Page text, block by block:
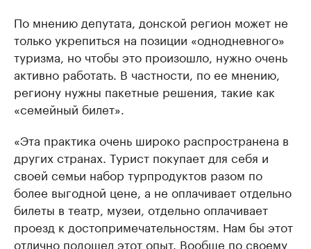
По мнению депутата, донской регион может не
только укрепиться на позиции «однодневного»
туризма, но чтобы это произошло, нужно очень
активно работать. В частности, по ее мнению,
региону нужны пакетные решения, такие как
«семейный билет».
«Эта практика очень широко распространена в
других странах. Турист покупает для себя и
своей семьи набор турпродуктов разом по
более выгодной цене, а не оплачивает отдельно
билеты в театр, музеи, отдельно оплачивает
проезд к достопримечательностям. Нам бы этот
отлично подошел этот опыт. Вообще по своему